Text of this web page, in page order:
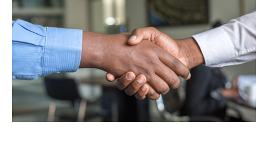
PostgreSQL als Datenbank. Solange alles läuft, denkt
man über die Datenbankversion meist wenig nach.
Spätestens bei einem